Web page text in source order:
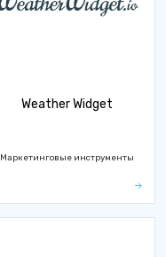
Weather Widget
Маркетинговые инструменты